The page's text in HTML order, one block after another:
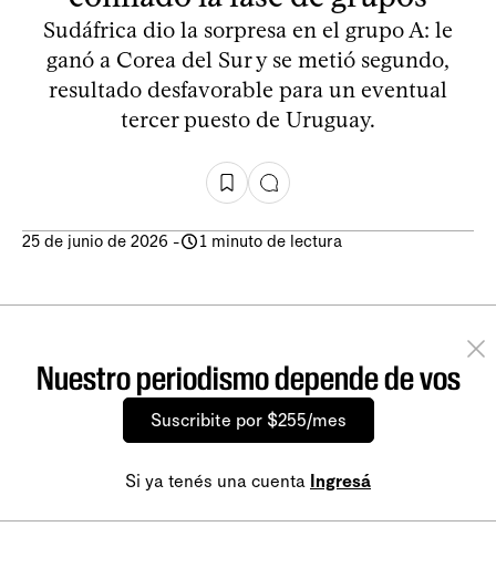
Sudáfrica dio la sorpresa en el grupo A: le
ganó a Corea del Sur y se metió segundo,
resultado desfavorable para un eventual
tercer puesto de Uruguay.
25 de junio de 2026 - 1 minuto de lectura
Nuestro periodismo depende de vos
Suscribite por $255/mes
Si ya tenés una cuenta Ingresá